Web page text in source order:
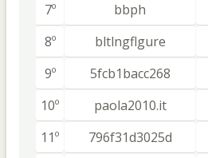
7º
bbph
8º
bltlngflgure
9º
5fcb1bacc268
10º
paola2010.it
11º
796f31d3025d